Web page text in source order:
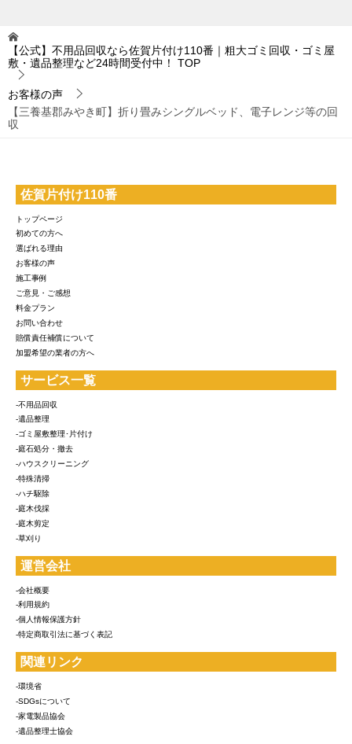
【公式】不用品回収なら佐賀片付け110番｜粗大ゴミ回収・ゴミ屋
敷・遺品整理など24時間受付中！
TOP
お客様の声
【三養基郡みやき町】折り畳みシングルベッド、電子レンジ等の回
収
佐賀片付け110番
トップページ
初めての方へ
選ばれる理由
お客様の声
施工事例
ご意見・ご感想
料金プラン
お問い合わせ
賠償責任補償について
加盟希望の業者の方へ
サービス一覧
-不用品回収
-遺品整理
-ゴミ屋敷整理･片付け
-庭石処分・撤去
-ハウスクリーニング
-特殊清掃
-ハチ駆除
-庭木伐採
-庭木剪定
-草刈り
運営会社
-会社概要
-利用規約
-個人情報保護方針
-特定商取引法に基づく表記
関連リンク
-環境省
-SDGsについて
-家電製品協会
-遺品整理士協会